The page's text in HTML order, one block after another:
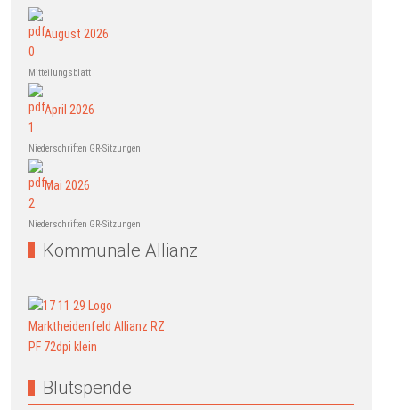
August 2026
Mitteilungsblatt
April 2026
Niederschriften GR-Sitzungen
Mai 2026
Niederschriften GR-Sitzungen
Kommunale Allianz
Blutspende